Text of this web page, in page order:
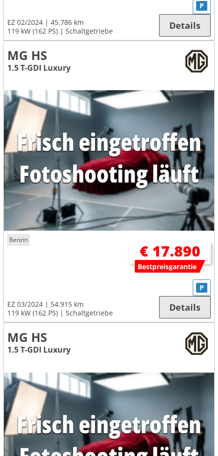
EZ 02/2024
45.786 km
119 kW (162 PS)
Schaltgetriebe
P
Details
MG HS
1.5 T-GDI Luxury
Benzin
€ 17.890
Bestpreisgarantie
EZ 03/2024
54.915 km
119 kW (162 PS)
Schaltgetriebe
P
Details
MG HS
1.5 T-GDI Luxury